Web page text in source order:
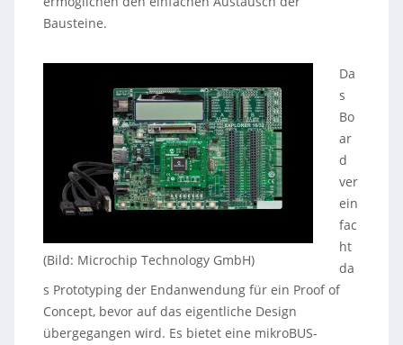
Bausteine.
(Bild: Microchip Technology GmbH)
Da
s
Bo
ar
d
ver
ein
fac
ht
da
s Prototyping der Endanwendung für ein Proof of
Concept, bevor auf das eigentliche Design
übergegangen wird. Es bietet eine mikroBUS-